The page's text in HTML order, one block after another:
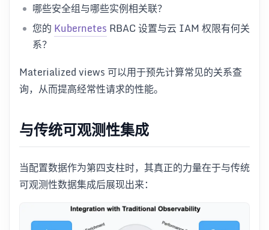
哪些安全组与哪些实例相关联？
您的 Kubernetes RBAC 设置与云 IAM 权限有何关
系？
Materialized views 可以用于预先计算常见的关系查
询，从而提高经常性请求的性能。
与传统可观测性集成
当配置数据作为第四支柱时，其真正的力量在于与传统
可观测性数据集成后展现出来：